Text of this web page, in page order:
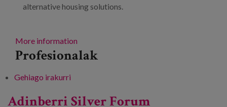
alternative housing solutions.
More information
Profesionalak
Gehiago irakurri
Adinberri Silver Forum